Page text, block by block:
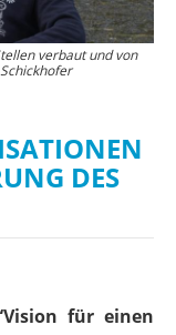
verbaut und von
DES
für einen